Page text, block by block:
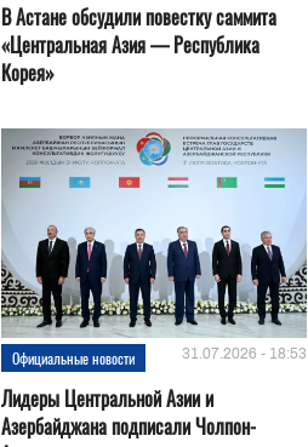
В Астане обсудили повестку саммита
«Центральная Азия — Республика
Корея»
Официальные новости 31.07.2026 - 18:53
Лидеры Центральной Азии и
Азербайджана подписали Чолпон-